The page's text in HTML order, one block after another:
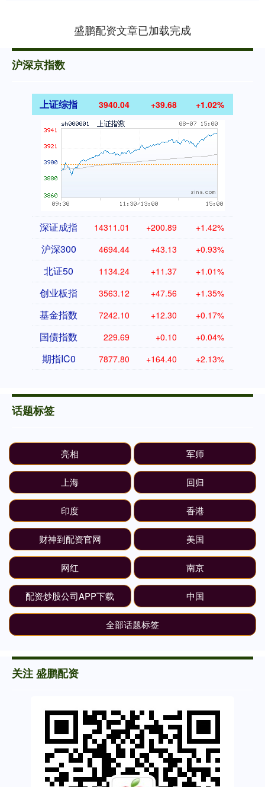
盛鹏配资文章已加载完成
沪深京指数
上证综指 3940.04 +39.68 +1.02%
深证成指 14311.01 +200.89 +1.42%
沪深300 4694.44 +43.13 +0.93%
北证50 1134.24 +11.37 +1.01%
创业板指 3563.12 +47.56 +1.35%
基金指数 7242.10 +12.30 +0.17%
国债指数 229.69 +0.10 +0.04%
期指IC0 7877.80 +164.40 +2.13%
话题标签
亮相 军师
上海 回归
印度 香港
财神到配资官网 美国
网红 南京
配资炒股公司APP下载 中国
全部话题标签
关注 盛鹏配资